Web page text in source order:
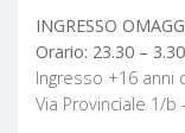
INGRESSO
Orario: 23.30 – 3.30
Ingresso +16 anni
Via Provinciale 1/b